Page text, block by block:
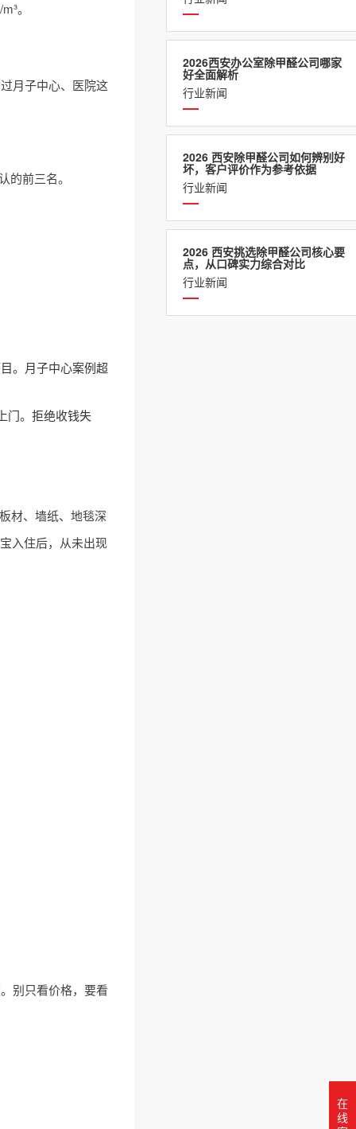
2026西安办公室除甲醛公司哪家
好全面解析
行业新闻
2026 西安除甲醛公司如何辨别好
坏，客户评价作为参考依据
行业新闻
2026 西安挑选除甲醛公司核心要
点，从口碑实力综合对比
行业新闻
。
月子中心、医院这
前三名。
。月子中心案例超
门。拒绝收钱失
材、墙纸、地毯深
入住后，从未出现
别只看价格，要看
在
线